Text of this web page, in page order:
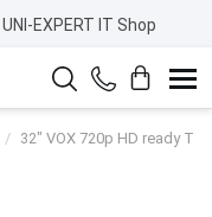
UNI-EXPERT IT Shop
32" VOX 720p HD ready TV